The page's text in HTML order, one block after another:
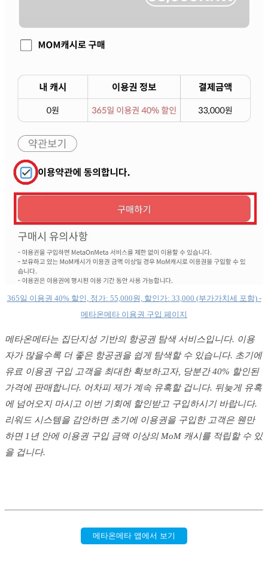
365일 이용권 40% 할인, 정가: 55,000원, 할인가: 33,000 (부가가치세 포함) -
메타온메타 이용권 구입 페이지
메타온메타는 집단지성 기반의 항공권 탐색 서비스입니다. 이용
자가 많을수록 더 좋은 항공권을 쉽게 탐색할 수 있습니다. 초기에
유료 이용권 구입 고객을 최대한 확보하고자, 당분간 40% 할인된
가격에 판매합니다. 어차피 제가 계속 유혹할 겁니다. 뒤늦게 유혹
에 넘어오지 마시고 이번 기회에 할인받고 구입하시기 바랍니다.
리워드 시스템을 감안하면 초기에 이용권을 구입한 고객은 웬만
하면 1년 안에 이용권 구입 금액 이상의 MoM 캐시를 적립할 수 있
을 겁니다.
메타온메타 앱에서 보기